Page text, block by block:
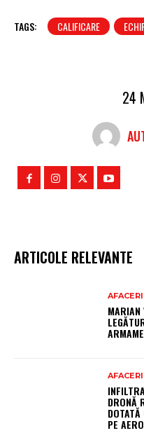
TAGS: CALIFICARE
24
ARTICOLE RELEVANTE
AFACERI
MARIAN
AFACERI
DRONĂ
PE